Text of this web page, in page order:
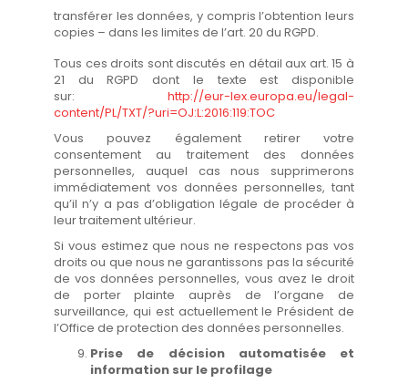
transférer les données, y compris l’obtention leurs
copies – dans les limites de l’art. 20 du RGPD.
Tous ces droits sont discutés en détail aux art. 15 à
21 du RGPD dont le texte est disponible
sur: http://eur-lex.europa.eu/legal-
content/PL/TXT/?uri=OJ:L:2016:119:TOC
Vous pouvez également retirer votre
consentement au traitement des données
personnelles, auquel cas nous supprimerons
immédiatement vos données personnelles, tant
qu’il n’y a pas d’obligation légale de procéder à
leur traitement ultérieur.
Si vous estimez que nous ne respectons pas vos
droits ou que nous ne garantissons pas la sécurité
de vos données personnelles, vous avez le droit
de porter plainte auprès de l’organe de
surveillance, qui est actuellement le Président de
l’Office de protection des données personnelles.
Prise de décision automatisée et
information sur le profilage